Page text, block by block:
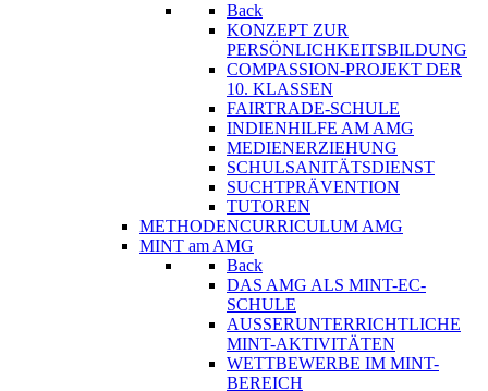
Back
KONZEPT ZUR
PERSÖNLICHKEITSBILDUNG
COMPASSION-PROJEKT DER
10. KLASSEN
FAIRTRADE-SCHULE
INDIENHILFE AM AMG
MEDIENERZIEHUNG
SCHULSANITÄTSDIENST
SUCHTPRÄVENTION
TUTOREN
METHODENCURRICULUM AMG
MINT am AMG
Back
DAS AMG ALS MINT-EC-
SCHULE
AUSSERUNTERRICHTLICHE
MINT-AKTIVITÄTEN
WETTBEWERBE IM MINT-
BEREICH